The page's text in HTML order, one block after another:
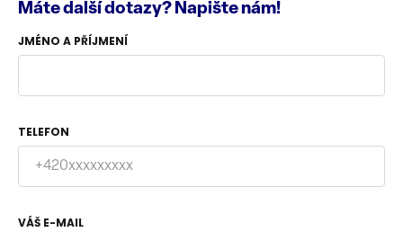
Máte další dotazy? Napište nám!
JMÉNO A PŘÍJMENÍ
TELEFON
VÁŠ E-MAIL